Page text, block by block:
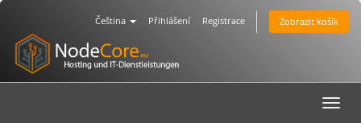
Čeština Přihlášení Registrace Zobrazit košík